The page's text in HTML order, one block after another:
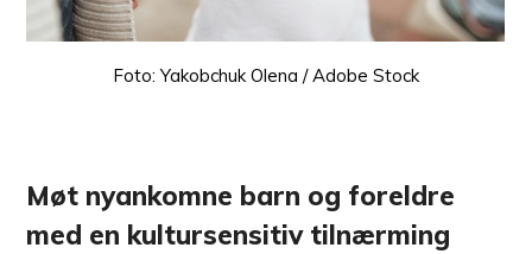
Foto: Yakobchuk Olena / Adobe Stock
Møt nyankomne barn og foreldre
med en kultursensitiv tilnærming